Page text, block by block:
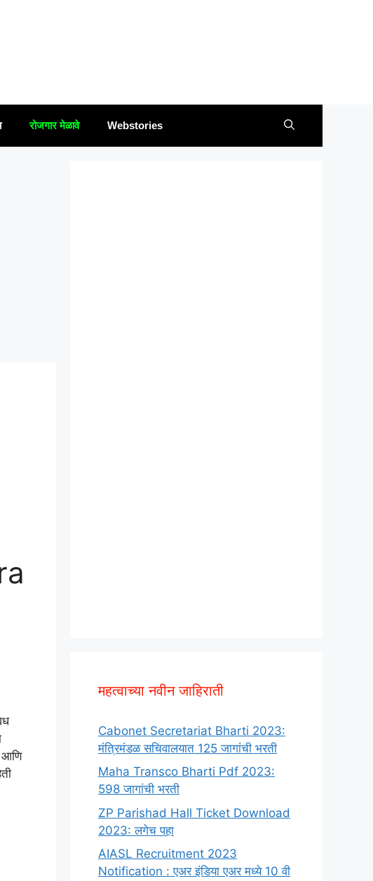
रोजगार मेळावे Webstories
आणि
महत्वाच्या नवीन जाहिराती
Cabonet Secretariat Bharti 2023:
मंत्रिमंडळ सचिवालयात 125 जागांची भरती
Maha Transco Bharti Pdf 2023:
598 जागांची भरती
ZP Parishad Hall Ticket Download
2023: लगेच पहा
AIASL Recruitment 2023
Notification : एअर इंडिया एअर मध्ये 10 वी